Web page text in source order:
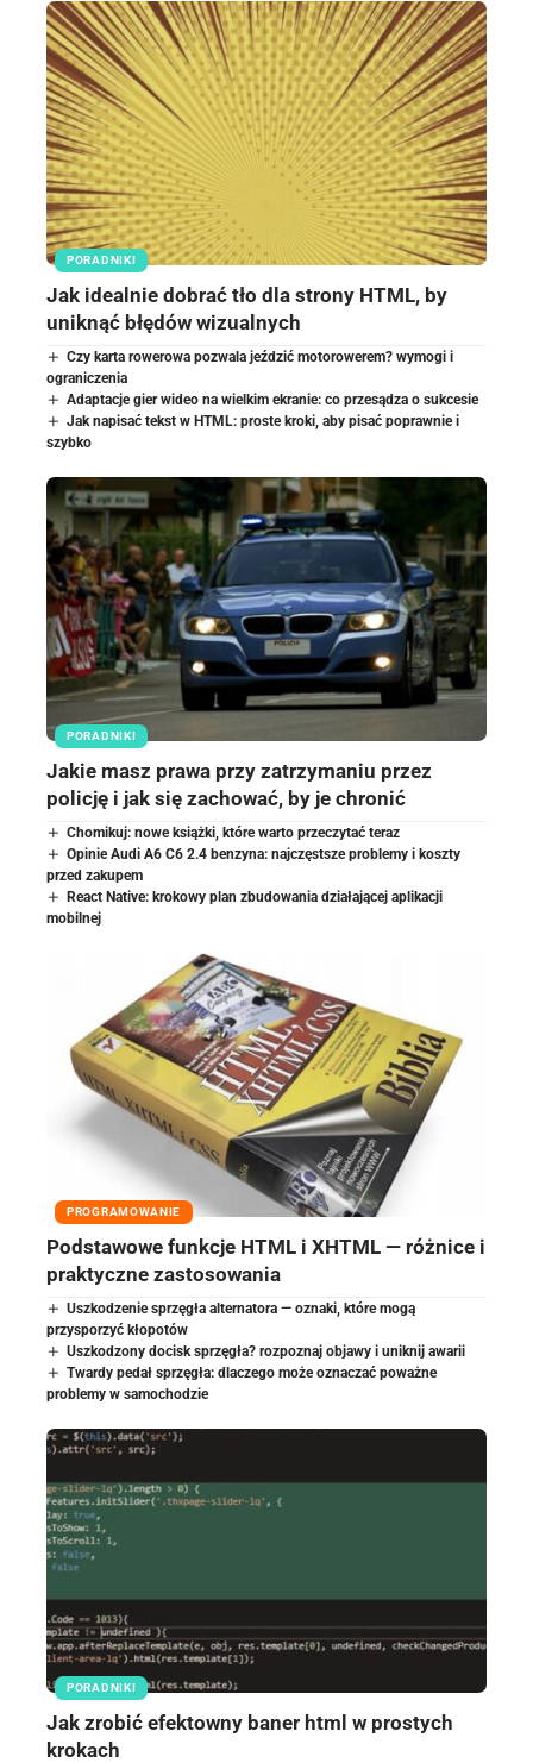
PORADNIKI
Jak idealnie dobrać tło dla strony HTML, by
uniknąć błędów wizualnych
Czy karta rowerowa pozwala jeździć motorowerem? wymogi i
ograniczenia
Adaptacje gier wideo na wielkim ekranie: co przesądza o sukcesie
Jak napisać tekst w HTML: proste kroki, aby pisać poprawnie i
szybko
PORADNIKI
Jakie masz prawa przy zatrzymaniu przez
policję i jak się zachować, by je chronić
Chomikuj: nowe książki, które warto przeczytać teraz
Opinie Audi A6 C6 2.4 benzyna: najczęstsze problemy i koszty
przed zakupem
React Native: krokowy plan zbudowania działającej aplikacji
mobilnej
PROGRAMOWANIE
Podstawowe funkcje HTML i XHTML — różnice i
praktyczne zastosowania
Uszkodzenie sprzęgła alternatora — oznaki, które mogą
przysporzyć kłopotów
Uszkodzony docisk sprzęgła? rozpoznaj objawy i uniknij awarii
Twardy pedał sprzęgła: dlaczego może oznaczać poważne
problemy w samochodzie
PORADNIKI
Jak zrobić efektowny baner html w prostych
krokach